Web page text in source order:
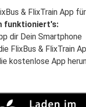
& FlixTrain App
funktioniert's:
dir Dein Smartphone
FlixBus & FlixTrain
kostenlose App